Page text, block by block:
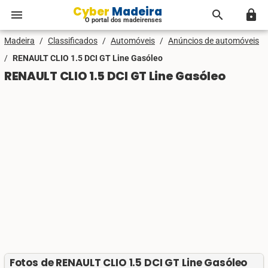
menu Cyber Madeira
O portal dos madeirenses search lock
Madeira / Classificados / Automóveis / Anúncios de automóveis
/ RENAULT CLIO 1.5 DCI GT Line Gasóleo
RENAULT CLIO 1.5 DCI GT Line Gasóleo
Fotos de RENAULT CLIO 1.5 DCI GT Line Gasóleo